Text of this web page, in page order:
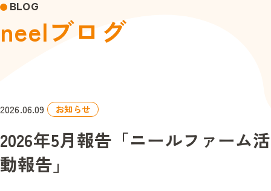
BLOG
neelブロ グ
2026.06.09 お知らせ
2026年5月報告「ニールファーム活
動報告」